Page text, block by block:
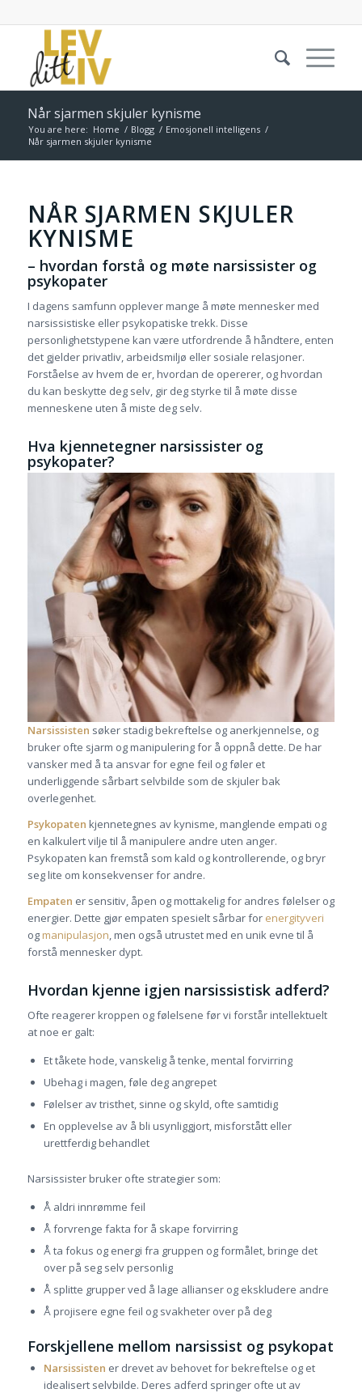
Når sjarmen skjuler kynisme
You are here: Home / Blogg / Emosjonell intelligens /
Når sjarmen skjuler kynisme
NÅR SJARMEN SKJULER
KYNISME
– hvordan forstå og møte narsissister og
psykopater
I dagens samfunn opplever mange å møte mennesker med
narsissistiske eller psykopatiske trekk. Disse
personlighetstypene kan være utfordrende å håndtere, enten
det gjelder privatliv, arbeidsmiljø eller sosiale relasjoner.
Forståelse av hvem de er, hvordan de opererer, og hvordan
du kan beskytte deg selv, gir deg styrke til å møte disse
menneskene uten å miste deg selv.
Hva kjennetegner narsissister og
psykopater?
Narsissisten søker stadig bekreftelse og anerkjennelse, og
bruker ofte sjarm og manipulering for å oppnå dette. De har
vansker med å ta ansvar for egne feil og føler et
underliggende sårbart selvbilde som de skjuler bak
overlegenhet.
Psykopaten kjennetegnes av kynisme, manglende empati og
en kalkulert vilje til å manipulere andre uten anger.
Psykopaten kan fremstå som kald og kontrollerende, og bryr
seg lite om konsekvenser for andre.
Empaten er sensitiv, åpen og mottakelig for andres følelser og
energier. Dette gjør empaten spesielt sårbar for energityveri
og manipulasjon, men også utrustet med en unik evne til å
forstå mennesker dypt.
Hvordan kjenne igjen narsissistisk adferd?
Ofte reagerer kroppen og følelsene før vi forstår intellektuelt
at noe er galt:
Et tåkete hode, vanskelig å tenke, mental forvirring
Ubehag i magen, føle deg angrepet
Følelser av tristhet, sinne og skyld, ofte samtidig
En opplevelse av å bli usynliggjort, misforstått eller
urettferdig behandlet
Narsissister bruker ofte strategier som:
Å aldri innrømme feil
Å forvrenge fakta for å skape forvirring
Å ta fokus og energi fra gruppen og formålet, bringe det
over på seg selv personlig
Å splitte grupper ved å lage allianser og ekskludere andre
Å projisere egne feil og svakheter over på deg
Forskjellene mellom narsissist og psykopat
Narsissisten er drevet av behovet for bekreftelse og et
idealisert selvbilde. Deres adferd springer ofte ut av